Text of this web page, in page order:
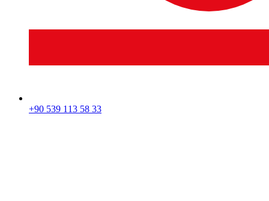
+90 539 113 58 33